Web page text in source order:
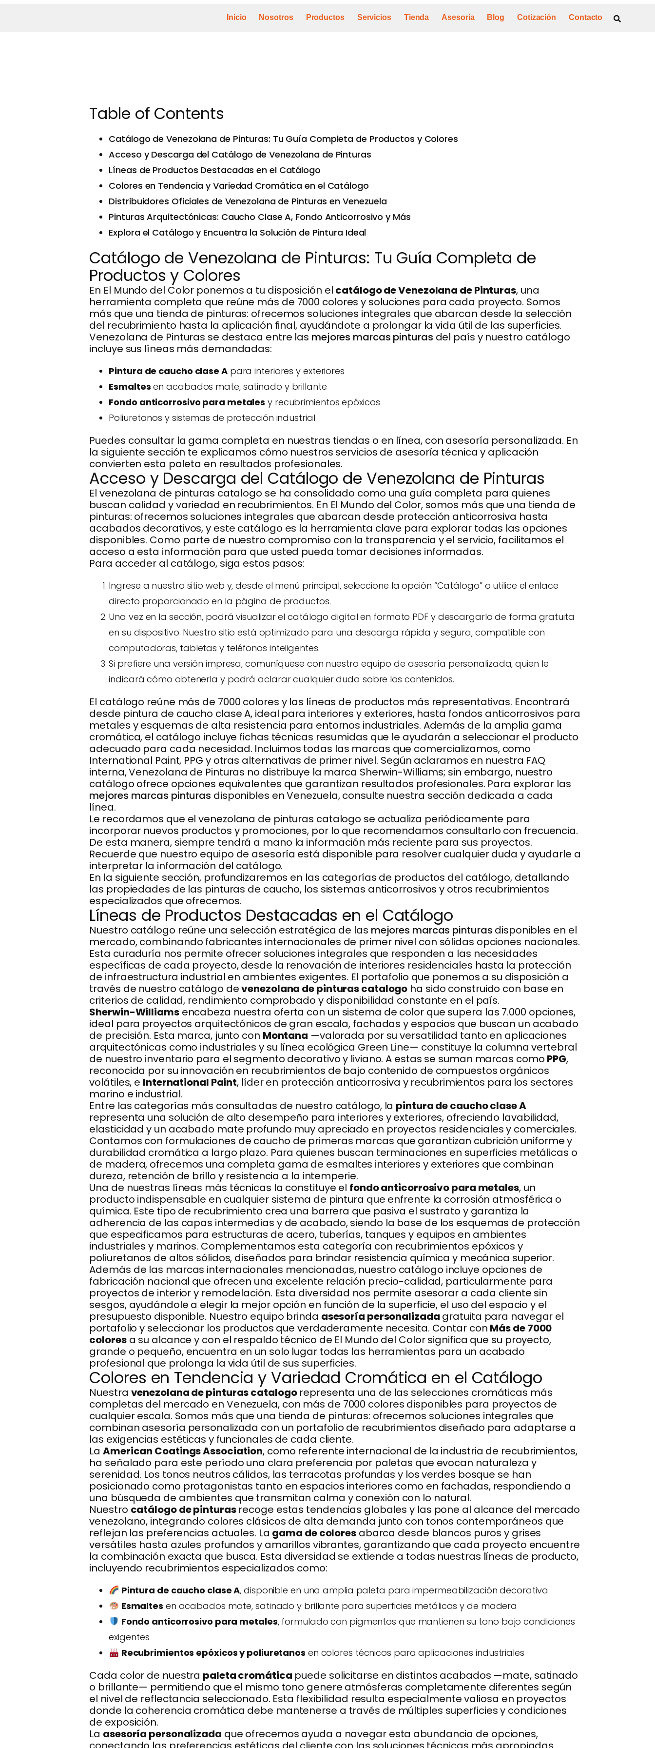
Inicio Nosotros Productos Servicios Tienda Asesoría Blog Cotización Contacto
Table of Contents
Catálogo de Venezolana de Pinturas: Tu Guía Completa de Productos y Colores
Acceso y Descarga del Catálogo de Venezolana de Pinturas
Líneas de Productos Destacadas en el Catálogo
Colores en Tendencia y Variedad Cromática en el Catálogo
Distribuidores Oficiales de Venezolana de Pinturas en Venezuela
Pinturas Arquitectónicas: Caucho Clase A, Fondo Anticorrosivo y Más
Explora el Catálogo y Encuentra la Solución de Pintura Ideal
Catálogo de Venezolana de Pinturas: Tu Guía Completa de
Productos y Colores
En El Mundo del Color ponemos a tu disposición el catálogo de Venezolana de Pinturas, una
herramienta completa que reúne más de 7000 colores y soluciones para cada proyecto. Somos
más que una tienda de pinturas: ofrecemos soluciones integrales que abarcan desde la selección
del recubrimiento hasta la aplicación final, ayudándote a prolongar la vida útil de las superficies.
Venezolana de Pinturas se destaca entre las mejores marcas pinturas del país y nuestro catálogo
incluye sus líneas más demandadas:
Pintura de caucho clase Apara interiores y exteriores
Esmaltes en acabados mate, satinado y brillante
Fondo anticorrosivo para metales y recubrimientos epóxicos
Poliuretanos y sistemas de protección industrial
Puedes consultar la gama completa en nuestras tiendas o en línea, con asesoría personalizada. En
la siguiente sección te explicamos cómo nuestros servicios de asesoría técnica y aplicación
convierten esta paleta en resultados profesionales.
Acceso y Descarga del Catálogo de Venezolana de Pinturas
El venezolana de pinturas catalogo se ha consolidado como una guía completa para quienes
buscan calidad y variedad en recubrimientos. En El Mundo del Color, somos más que una tienda de
pinturas: ofrecemos soluciones integrales que abarcan desde protección anticorrosiva hasta
acabados decorativos, y este catálogo es la herramienta clave para explorar todas las opciones
disponibles. Como parte de nuestro compromiso con la transparencia y el servicio, facilitamos el
acceso a esta información para que usted pueda tomar decisiones informadas.
Para acceder al catálogo, siga estos pasos:
Ingrese a nuestro sitio web y, desde el menú principal, seleccione la opción “Catálogo” o utilice el enlace
directo proporcionado en la página de productos.
Una vez en la sección, podrá visualizar el catálogo digital en formato PDF y descargarlo de forma gratuita
en su dispositivo. Nuestro sitio está optimizado para una descarga rápida y segura, compatible con
computadoras, tabletas y teléfonos inteligentes.
Si prefiere una versión impresa, comuníquese con nuestro equipo de asesoría personalizada, quien le
indicará cómo obtenerla y podrá aclarar cualquier duda sobre los contenidos.
El catálogo reúne más de 7000 colores y las líneas de productos más representativas. Encontrará
desde pintura de caucho clase A, ideal para interiores y exteriores, hasta fondos anticorrosivos para
metales y esquemas de alta resistencia para entornos industriales. Además de la amplia gama
cromática, el catálogo incluye fichas técnicas resumidas que le ayudarán a seleccionar el producto
adecuado para cada necesidad. Incluimos todas las marcas que comercializamos, como
International Paint, PPG y otras alternativas de primer nivel. Según aclaramos en nuestra FAQ
interna, Venezolana de Pinturas no distribuye la marca Sherwin-Williams; sin embargo, nuestro
catálogo ofrece opciones equivalentes que garantizan resultados profesionales. Para explorar las
mejores marcas pinturas disponibles en Venezuela, consulte nuestra sección dedicada a cada
línea.
Le recordamos que el venezolana de pinturas catalogo se actualiza periódicamente para
incorporar nuevos productos y promociones, por lo que recomendamos consultarlo con frecuencia.
De esta manera, siempre tendrá a mano la información más reciente para sus proyectos.
Recuerde que nuestro equipo de asesoría está disponible para resolver cualquier duda y ayudarle a
interpretar la información del catálogo.
En la siguiente sección, profundizaremos en las categorías de productos del catálogo, detallando
las propiedades de las pinturas de caucho, los sistemas anticorrosivos y otros recubrimientos
especializados que ofrecemos.
Líneas de Productos Destacadas en el Catálogo
Nuestro catálogo reúne una selección estratégica de las mejores marcas pinturas disponibles en el
mercado, combinando fabricantes internacionales de primer nivel con sólidas opciones nacionales.
Esta curaduría nos permite ofrecer soluciones integrales que responden a las necesidades
específicas de cada proyecto, desde la renovación de interiores residenciales hasta la protección
de infraestructura industrial en ambientes exigentes. El portafolio que ponemos a su disposición a
través de nuestro catálogo devenezolana de pinturas catalogo ha sido construido con base en
criterios de calidad, rendimiento comprobado y disponibilidad constante en el país.
Sherwin-Williamsencabeza nuestra oferta con un sistema de color que supera las 7.000 opciones,
ideal para proyectos arquitectónicos de gran escala, fachadas y espacios que buscan un acabado
de precisión. Esta marca, junto con Montana —valorada por su versatilidad tanto en aplicaciones
arquitectónicas como industriales y su línea ecológica Green Line— constituye la columna vertebral
de nuestro inventario para el segmento decorativo y liviano. A estas se suman marcas como PPG,
reconocida por su innovación en recubrimientos de bajo contenido de compuestos orgánicos
volátiles, e International Paint, líder en protección anticorrosiva y recubrimientos para los sectores
marino e industrial.
Entre las categorías más consultadas de nuestro catálogo, la pintura de caucho clase A
representa una solución de alto desempeño para interiores y exteriores, ofreciendo lavabilidad,
elasticidad y un acabado mate profundo muy apreciado en proyectos residenciales y comerciales.
Contamos con formulaciones de caucho de primeras marcas que garantizan cubrición uniforme y
durabilidad cromática a largo plazo. Para quienes buscan terminaciones en superficies metálicas o
de madera, ofrecemos una completa gama de esmaltes interiores y exteriores que combinan
dureza, retención de brillo y resistencia a la intemperie.
Una de nuestras líneas más técnicas la constituye el fondo anticorrosivo para metales, un
producto indispensable en cualquier sistema de pintura que enfrente la corrosión atmosférica o
química. Este tipo de recubrimiento crea una barrera que pasiva el sustrato y garantiza la
adherencia de las capas intermedias y de acabado, siendo la base de los esquemas de protección
que especificamos para estructuras de acero, tuberías, tanques y equipos en ambientes
industriales y marinos. Complementamos esta categoría con recubrimientos epóxicos y
poliuretanos de altos sólidos, diseñados para brindar resistencia química y mecánica superior.
Además de las marcas internacionales mencionadas, nuestro catálogo incluye opciones de
fabricación nacional que ofrecen una excelente relación precio-calidad, particularmente para
proyectos de interior y remodelación. Esta diversidad nos permite asesorar a cada cliente sin
sesgos, ayudándole a elegir la mejor opción en función de la superficie, el uso del espacio y el
presupuesto disponible. Nuestro equipo brinda asesoría personalizada gratuita para navegar el
portafolio y seleccionar los productos que verdaderamente necesita. Contar con Más de 7000
coloresa su alcance y con el respaldo técnico de El Mundo del Color significa que su proyecto,
grande o pequeño, encuentra en un solo lugar todas las herramientas para un acabado
profesional que prolonga la vida útil de sus superficies.
Colores en Tendencia y Variedad Cromática en el Catálogo
Nuestra venezolana de pinturas catalogorepresenta una de las selecciones cromáticas más
completas del mercado en Venezuela, con más de 7000 colores disponibles para proyectos de
cualquier escala. Somos más que una tienda de pinturas: ofrecemos soluciones integrales que
combinan asesoría personalizada con un portafolio de recubrimientos diseñado para adaptarse a
las exigencias estéticas y funcionales de cada cliente.
LaAmerican Coatings Association, como referente internacional de la industria de recubrimientos,
ha señalado para este período una clara preferencia por paletas que evocan naturaleza y
serenidad. Los tonos neutros cálidos, las terracotas profundas y los verdes bosque se han
posicionado como protagonistas tanto en espacios interiores como en fachadas, respondiendo a
una búsqueda de ambientes que transmitan calma y conexión con lo natural.
Nuestro catálogo de pinturasrecoge estas tendencias globales y las pone al alcance del mercado
venezolano, integrando colores clásicos de alta demanda junto con tonos contemporáneos que
reflejan las preferencias actuales. La gama de coloresabarca desde blancos puros y grises
versátiles hasta azules profundos y amarillos vibrantes, garantizando que cada proyecto encuentre
la combinación exacta que busca. Esta diversidad se extiende a todas nuestras líneas de producto,
incluyendo recubrimientos especializados como:
Pintura de caucho clase A, disponible en una amplia paleta para impermeabilización decorativa
Esmaltes en acabados mate, satinado y brillante para superficies metálicas y de madera
Fondo anticorrosivo para metales, formulado con pigmentos que mantienen su tono bajo condiciones
exigentes
Recubrimientos epóxicos y poliuretanos en colores técnicos para aplicaciones industriales
Cada color de nuestra paleta cromática puede solicitarse en distintos acabados —mate, satinado
o brillante— permitiendo que el mismo tono genere atmósferas completamente diferentes según
el nivel de reflectancia seleccionado. Esta flexibilidad resulta especialmente valiosa en proyectos
donde la coherencia cromática debe mantenerse a través de múltiples superficies y condiciones
de exposición.
La asesoría personalizada que ofrecemos ayuda a navegar esta abundancia de opciones,